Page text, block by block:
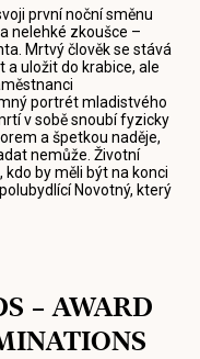
první noční směnu
nelehké zkoušce –
Mrtvý člověk se stává
uložit do krabice, ale
portrét mladistvého
v sobě snoubí fyzicky
a špetkou naděje,
nemůže. Životní
by měli být na konci
Novotný, který
– AWARD